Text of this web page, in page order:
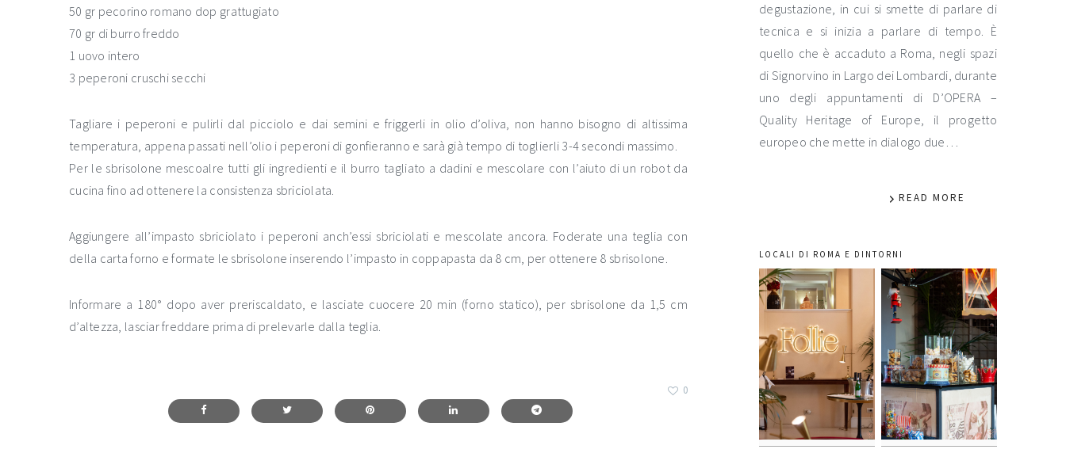
50 gr pecorino romano dop grattugiato
70 gr di burro freddo
1 uovo intero
3 peperoni cruschi secchi
Tagliare i peperoni e pulirli dal picciolo e dai semini e friggerli in olio d’oliva, non hanno bisogno di altissima
temperatura, appena passati nell’olio i peperoni di gonfieranno e sarà già tempo di toglierli 3-4 secondi massimo.
Per le sbrisolone mescoalre tutti gli ingredienti e il burro tagliato a dadini e mescolare con l’aiuto di un robot da
cucina fino ad ottenere la consistenza sbriciolata.
Aggiungere all’impasto sbriciolato i peperoni anch’essi sbriciolati e mescolate ancora. Foderate una teglia con
della carta forno e formate le sbrisolone inserendo l’impasto in coppapasta da 8 cm, per ottenere 8 sbrisolone.
Informare a 180° dopo aver preriscaldato, e lasciate cuocere 20 min (forno statico), per sbrisolone da 1,5 cm
d’altezza, lasciar freddare prima di prelevarle dalla teglia.
0
degustazione, in cui si smette di parlare di
tecnica e si inizia a parlare di tempo. È
quello che è accaduto a Roma, negli spazi
di Signorvino in Largo dei Lombardi, durante
uno degli appuntamenti di D’OPERA –
Quality Heritage of Europe, il progetto
europeo che mette in dialogo due…
READ MORE
LOCALI DI ROMA E DINTORNI